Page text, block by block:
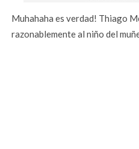
Muhahaha es verdad! Thiago
razonablemente al niño del